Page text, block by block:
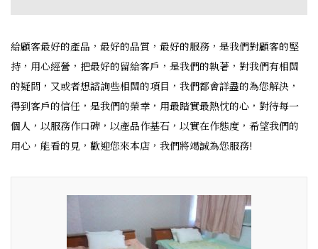
給顧客最好的產品，最好的品質，最好的服務，是我們對顧客的堅
持，用心經營，把最好的留給客戶，是我們的執著，對我們有相關
的疑問，又或者想諮詢些相關的項目，我們都會詳盡的為您解決，
得到客戶的信任，是我們的榮幸，用最踏實最熱忱的心，對待每一
個人，以服務作口碑，以產品作基石，以實在作態度，希望我們的
用心，能看的見，歡迎您來本店，我們將竭誠為您服務!